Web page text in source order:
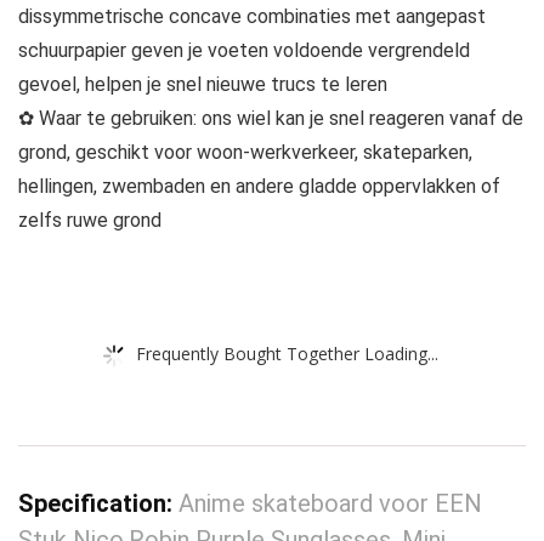
dissymmetrische concave combinaties met aangepast
schuurpapier geven je voeten voldoende vergrendeld
gevoel, helpen je snel nieuwe trucs te leren
✿ Waar te gebruiken: ons wiel kan je snel reageren vanaf de
grond, geschikt voor woon-werkverkeer, skateparken,
hellingen, zwembaden en andere gladde oppervlakken of
zelfs ruwe grond
Frequently Bought Together Loading...
Specification: Anime skateboard voor EEN